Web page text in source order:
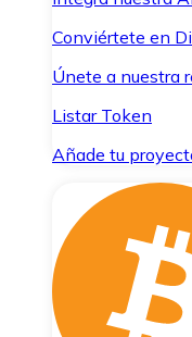
Conviértete en
Únete a nuestra
Listar Token
Añade tu